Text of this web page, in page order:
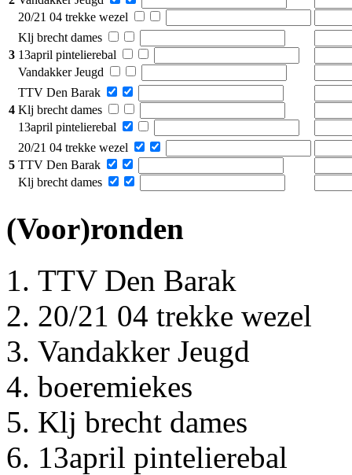
20/21 04 trekke wezel
3
Klj brecht dames
13april pintelierebal
Vandakker Jeugd
4
TTV Den Barak
Klj brecht dames
13april pintelierebal
5
20/21 04 trekke wezel
TTV Den Barak
Klj brecht dames
(Voor)ronden
TTV Den Barak
20/21 04 trekke wezel
Vandakker Jeugd
boeremiekes
Klj brecht dames
13april pintelierebal